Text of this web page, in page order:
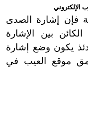
فإن إشارة الصدى
بين الإشارة
يكون وضع إشارة
موقع العيب في